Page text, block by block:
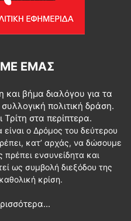
ΜΕ ΕΜΆΣ
βήμα διαλόγου για τα
πολιτική δράση.
στα περίπτερα.
είναι ο Δρόμος του δεύτερου
κατ’ αρχάς, να δώσουμε
ενσυνείδητα και
ως συμβολή διεξόδου της
κρίση.